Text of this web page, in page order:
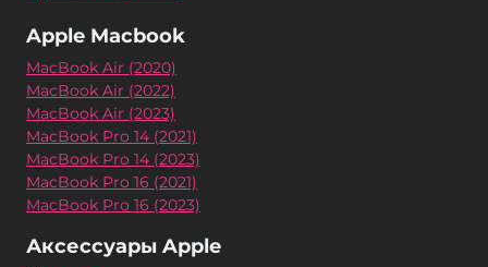
Apple Macbook
MacBook Air (2020)
MacBook Air (2022)
MacBook Air (2023)
MacBook Pro 14 (2021)
MacBook Pro 14 (2023)
MacBook Pro 16 (2021)
MacBook Pro 16 (2023)
Аксессуары Apple